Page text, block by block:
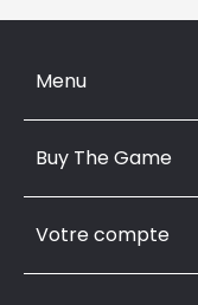
Menu
Buy The Game
Votre compte